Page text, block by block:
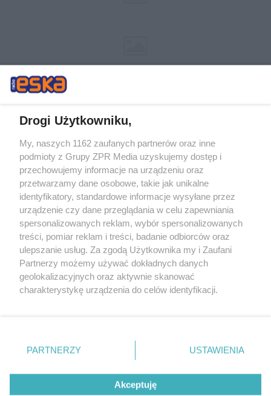
Żaden utwór zamieszczony w serwisie nie może być powielany i
rozpowszechniany lub dalej rozpowszechniany w jakikolwiek sposób (w
tym także elektroniczny lub mechaniczny) na jakimkolwiek polu
eksploatacji w jakiejkolwiek formie, włącznie z umieszczaniem w
Internecie bez pisemnej zgody właściciela praw. Jakiekolwiek użycie lub
wykorzystanie utworów w całości lub w części z naruszeniem prawa,
tzn. bez właściwej zgody, jest zabronione pod groźbą kary i może być
ścigane prawnie.
© 2026 Grupa ZPR Media
Drogi Użytkowniku,
My, naszych 1162 zaufanych partnerów oraz inne
podmioty z Grupy ZPR Media uzyskujemy dostęp i
przechowujemy informacje na urządzeniu oraz
przetwarzamy dane osobowe, takie jak unikalne
identyfikatory, standardowe informacje wysyłane przez
urządzenie czy dane przeglądania w celu zapewniania
spersonalizowanych reklam, wybór spersonalizowanych
treści, pomiar reklam i treści, badanie odbiorców oraz
ulepszanie usług. Za zgodą Użytkownika my i Zaufani
Partnerzy możemy używać dokładnych danych
geolokalizacyjnych oraz aktywnie skanować
charakterystykę urządzenia do celów identyfikacji.
zmienić/wycofać klikając przycisk ustawień prywatności
znajdujący się w lewym dolnym rogu strony
rodzaje przetwarzania danych nie wymagają zgody
użytkownika, ale masz prawo sprzeciwić się takiemu
PARTNERZY USTAWIENIA
Akceptuję